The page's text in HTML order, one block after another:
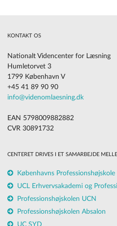
KONTAKT OS
Nationalt Videncenter for Læsning
Humletorvet 3
1799 København V
+45 41 89 90 90
info@videnomlaesning.dk
EAN 5798009882882
CVR 30891732
CENTERET DRIVES I ET SAMARBEJDE
Københavns Professionshøjskole
UCL Erhvervsakademi og
Professionshøjskolen UCN
Professionshøjskolen Absalon